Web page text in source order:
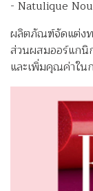
- Natulique
ผลิตภัณฑ์จัดแต่งท
ส่วนผสมออร์แกนิ
และเพิ่มคุณค่าใน